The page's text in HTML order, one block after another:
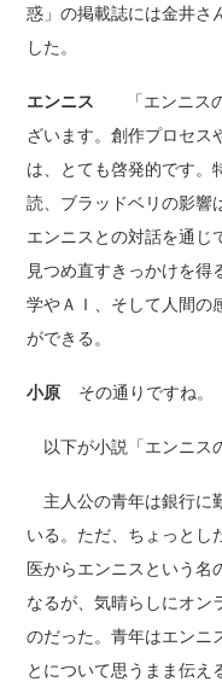
惑」の掲載誌には金井さ
した。
エンニス 「エンニスの
ざいます。創作プロセス
は、とても啓発的です。
読、ブラッドベリの影響
エンニスとの対話を通じ
見つめ直すきっかけを得
学やＡＩ、そして人間の
ができる。
小原 その通りですね。
以下が小説「エンニス
主人公の青年は銀行に
いる。ただ、ちょっとし
医からエンニスという名
なるが、気晴らしにオン
のだった。青年はエンニ
とについて思うまま伝